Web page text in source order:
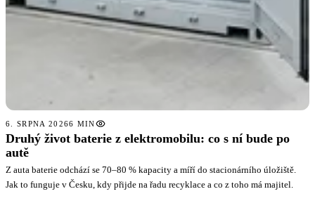
6. SRPNA 20266 MIN
Druhý život baterie z elektromobilu: co s ní bude po
autě
Z auta baterie odchází se 70–80 % kapacity a míří do stacionárního úložiště.
Jak to funguje v Česku, kdy přijde na řadu recyklace a co z toho má majitel.